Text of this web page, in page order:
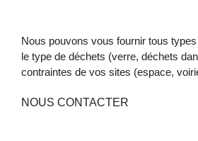
Nous pouvons vous fournir tous
le type de déchets (verre, déchets
contraintes de vos sites (espace,
NOUS CONTACTER